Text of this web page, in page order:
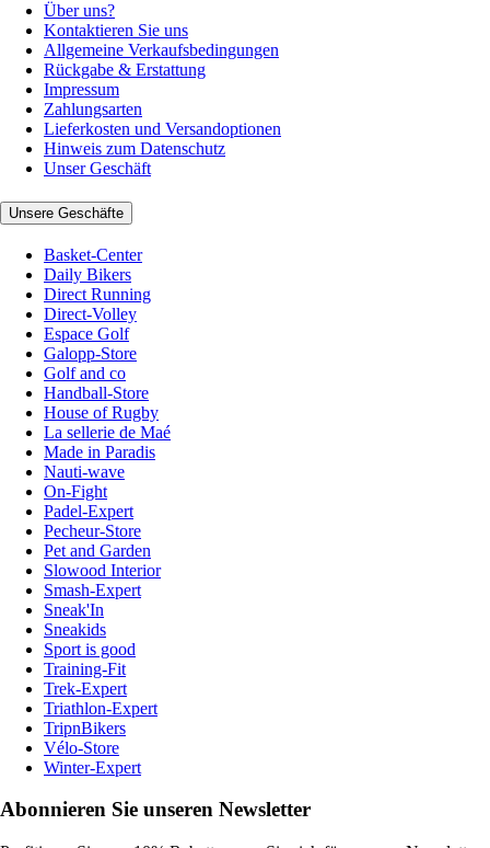
Über uns?
Kontaktieren Sie uns
Allgemeine Verkaufsbedingungen
Rückgabe & Erstattung
Impressum
Zahlungsarten
Lieferkosten und Versandoptionen
Hinweis zum Datenschutz
Unser Geschäft
Unsere Geschäfte
Basket-Center
Daily Bikers
Direct Running
Direct-Volley
Espace Golf
Galopp-Store
Golf and co
Handball-Store
House of Rugby
La sellerie de Maé
Made in Paradis
Nauti-wave
On-Fight
Padel-Expert
Pecheur-Store
Pet and Garden
Slowood Interior
Smash-Expert
Sneak'In
Sneakids
Sport is good
Training-Fit
Trek-Expert
Triathlon-Expert
TripnBikers
Vélo-Store
Winter-Expert
Abonnieren Sie unseren Newsletter